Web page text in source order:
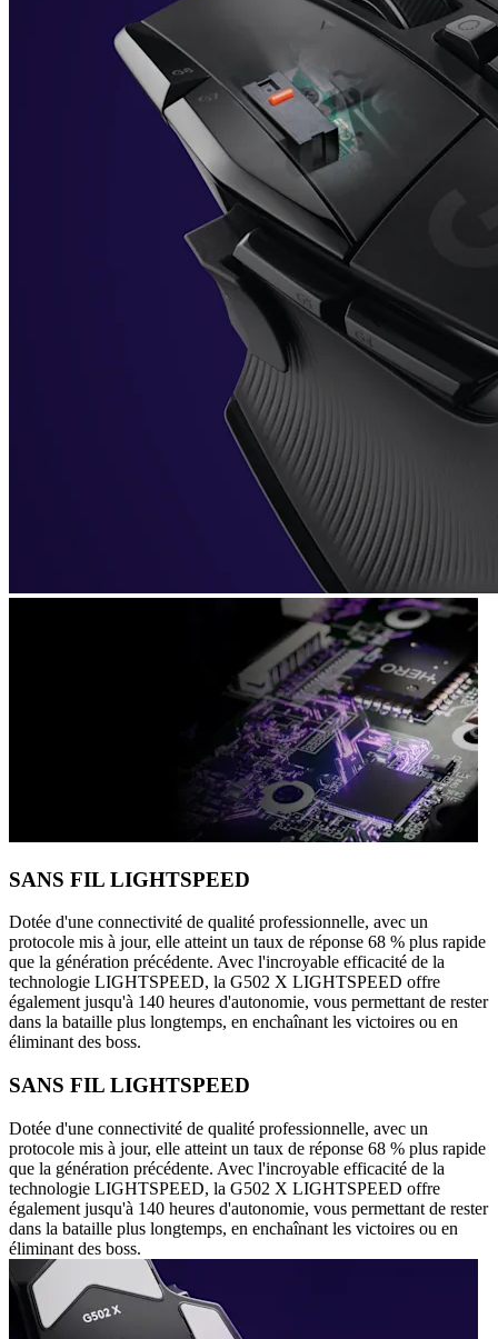
SANS FIL LIGHTSPEED
Dotée d'une connectivité de qualité professionnelle, avec un
protocole mis à jour, elle atteint un taux de réponse 68 % plus rapide
que la génération précédente. Avec l'incroyable efficacité de la
technologie LIGHTSPEED, la G502 X LIGHTSPEED offre
également jusqu'à 140 heures d'autonomie, vous permettant de rester
dans la bataille plus longtemps, en enchaînant les victoires ou en
éliminant des boss.
SANS FIL LIGHTSPEED
Dotée d'une connectivité de qualité professionnelle, avec un
protocole mis à jour, elle atteint un taux de réponse 68 % plus rapide
que la génération précédente. Avec l'incroyable efficacité de la
technologie LIGHTSPEED, la G502 X LIGHTSPEED offre
également jusqu'à 140 heures d'autonomie, vous permettant de rester
dans la bataille plus longtemps, en enchaînant les victoires ou en
éliminant des boss.